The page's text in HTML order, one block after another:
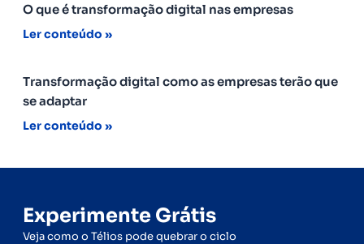
O que é transformação digital nas empresas
Ler conteúdo »
Transformação digital como as empresas terão que
se adaptar
Ler conteúdo »
Experimente Grátis
Veja como o Télios pode quebrar o ciclo